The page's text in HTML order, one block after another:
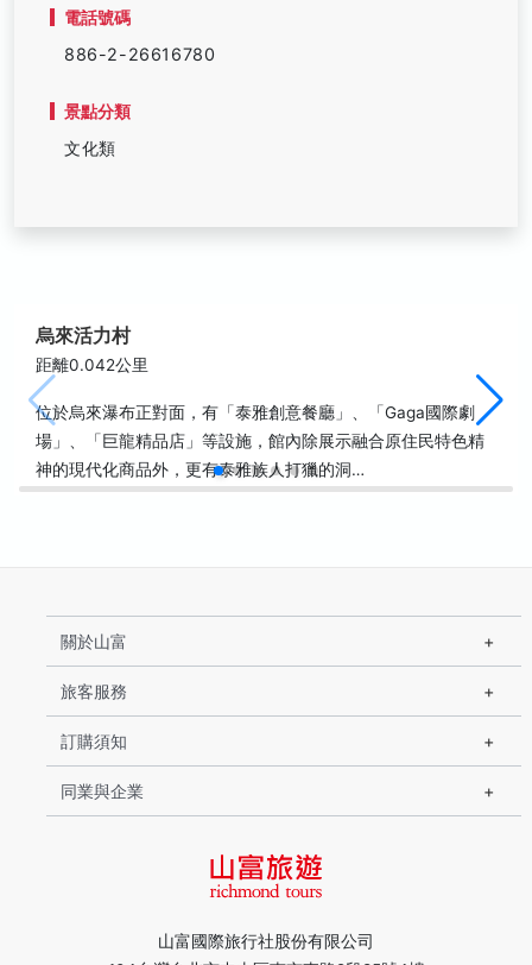
電話號碼
886-2-26616780
景點分類
文化類
烏來活力村
距離0.042公里
位於烏來瀑布正對面，有「泰雅創意餐廳」、「Gaga國際劇
場」、「巨龍精品店」等設施，館內除展示融合原住民特色精
神的現代化商品外，更有泰雅族人打獵的洞…
山富國際旅行社股份有限公司
關於山富
旅客服務
訂購須知
同業與企業